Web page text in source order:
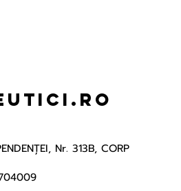
Nr. 313B, CORP